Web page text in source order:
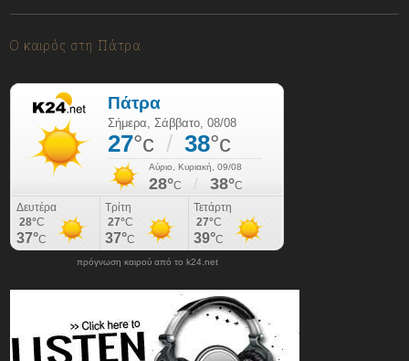
Ο καιρός στη Πάτρα
πρόγνωση καιρού από το k24.net